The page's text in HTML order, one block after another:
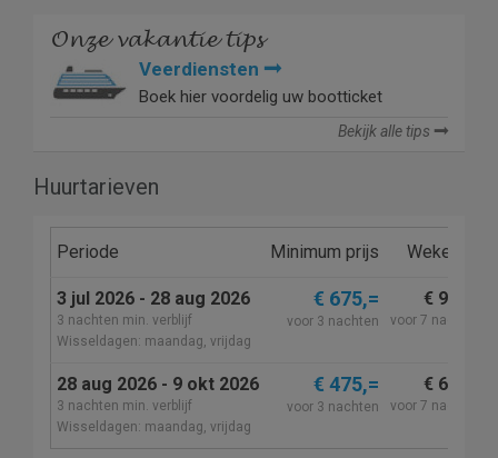
Onze vakantie tips
Veerdiensten
Boek hier voordelig uw bootticket
Bekijk alle tips
Huurtarieven
Periode Minimum prijs Wekelijks
3 jul 2026 - 28 aug 2026
3 nachten min. verblijf
Wisseldagen: maandag, vrijdag
€ 675,=
voor 3 nachten
€ 975,=
voor 7 nachten
28 aug 2026 - 9 okt 2026
3 nachten min. verblijf
Wisseldagen: maandag, vrijdag
€ 475,=
voor 3 nachten
€ 675,=
voor 7 nachten